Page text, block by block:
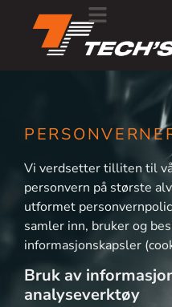
Vi verdsetter tilliten til
personvern på største
utformet
samler inn, bruker og
informasjonskapsler
Bruk av
analyseverktøy